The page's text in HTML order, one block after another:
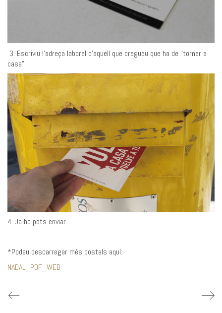
3. Escriviu l’adreça laboral d’aquell que cregueu que ha de “tornar a
casa”.
4. Ja ho pots enviar.
*Podeu descarregar més postals aquí:
NADAL_PDF_WEB